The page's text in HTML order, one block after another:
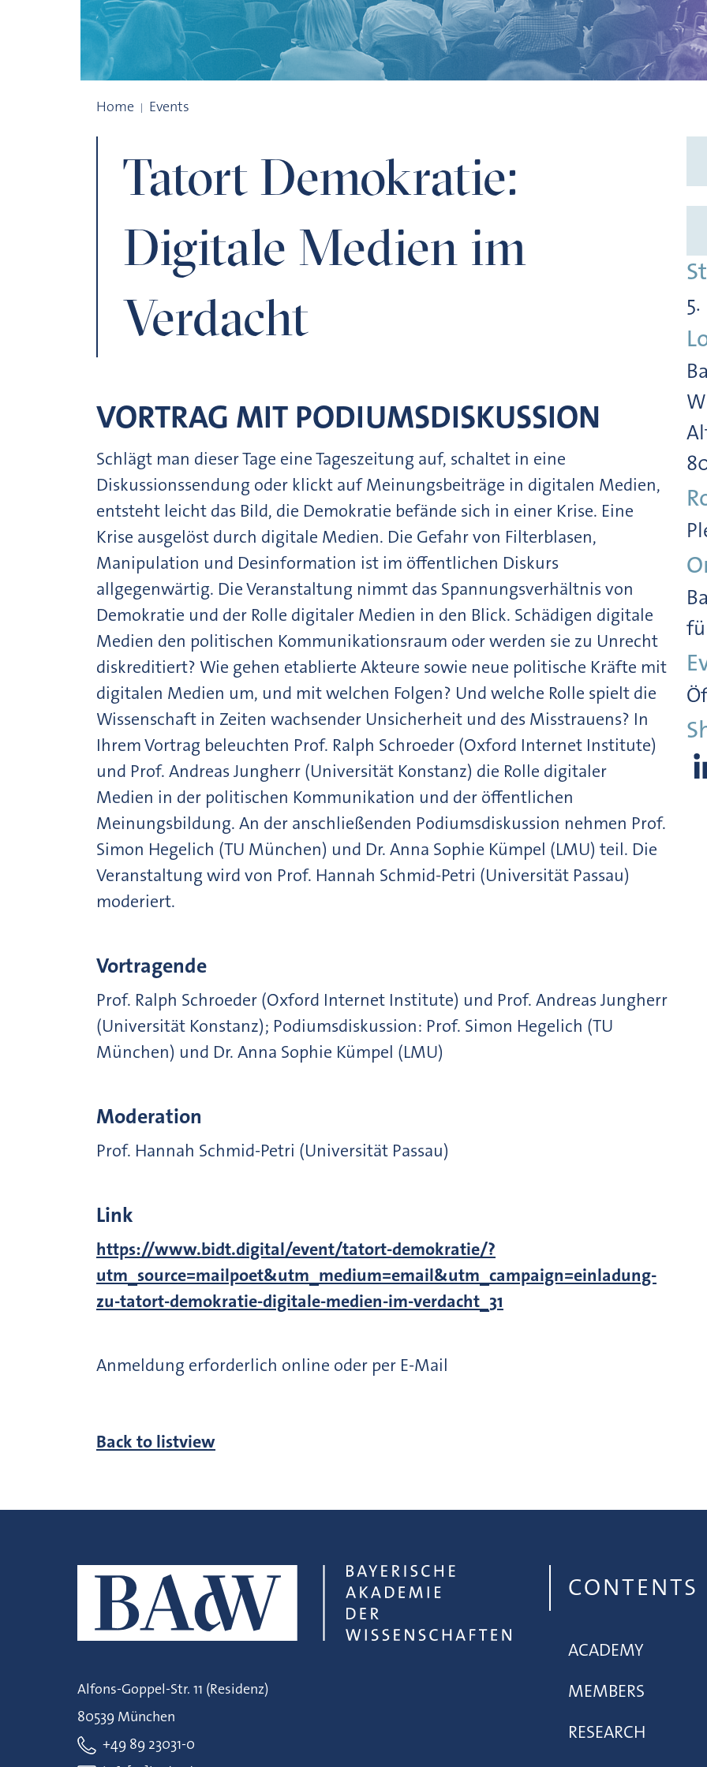
Home Events
Tatort Demokratie:
Digitale Medien im
Verdacht
VORTRAG MIT PODIUMSDISKUSSION
Schlägt man dieser Tage eine Tageszeitung auf, schaltet in eine
Diskussionssendung oder klickt auf Meinungsbeiträge in digitalen Medien,
entsteht leicht das Bild, die Demokratie befände sich in einer Krise. Eine
Krise ausgelöst durch digitale Medien. Die Gefahr von Filterblasen,
Manipulation und Desinformation ist im öffentlichen Diskurs
allgegenwärtig. Die Veranstaltung nimmt das Spannungsverhältnis von
Demokratie und der Rolle digitaler Medien in den Blick. Schädigen digitale
Medien den politischen Kommunikationsraum oder werden sie zu Unrecht
diskreditiert? Wie gehen etablierte Akteure sowie neue politische Kräfte mit
digitalen Medien um, und mit welchen Folgen? Und welche Rolle spielt die
Wissenschaft in Zeiten wachsender Unsicherheit und des Misstrauens? In
Ihrem Vortrag beleuchten Prof. Ralph Schroeder (Oxford Internet Institute)
und Prof. Andreas Jungherr (Universität Konstanz) die Rolle digitaler
Medien in der politischen Kommunikation und der öffentlichen
Meinungsbildung. An der anschließenden Podiumsdiskussion nehmen Prof.
Simon Hegelich (TU München) und Dr. Anna Sophie Kümpel (LMU) teil. Die
Veranstaltung wird von Prof. Hannah Schmid-Petri (Universität Passau)
moderiert.
Vortragende
Prof. Ralph Schroeder (Oxford Internet Institute) und Prof. Andreas Jungherr
(Universität Konstanz); Podiumsdiskussion: Prof. Simon Hegelich (TU
München) und Dr. Anna Sophie Kümpel (LMU)
Moderation
Prof. Hannah Schmid-Petri (Universität Passau)
Link
https://www.bidt.digital/event/tatort-demokratie/?
utm_source=mailpoet&utm_medium=email&utm_campaign=einladung-
zu-tatort-demokratie-digitale-medien-im-verdacht_31
Anmeldung erforderlich online oder per E-Mail
Back to listview
Alfons-Goppel-Str. 11 (Residenz)
80539 München
+49 89 23031-0
CONTENTS
ACADEMY
MEMBERS
RESEARCH